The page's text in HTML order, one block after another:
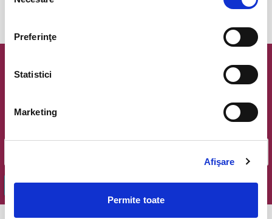
Preferinţe
Statistici
Marketing
Afişare
Permite toate
Oferte exclusive si o editie saptamanala cu cele mai noi
OK